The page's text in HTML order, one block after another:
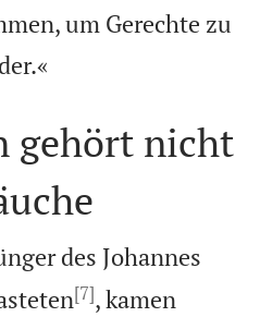
um Gerechte zu
gehört nicht
des Johannes
[7], kamen